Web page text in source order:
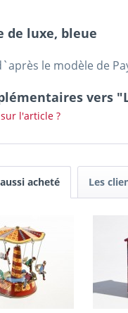
de luxe, bleue
le modèle de
vers
l'article ?
acheté Les